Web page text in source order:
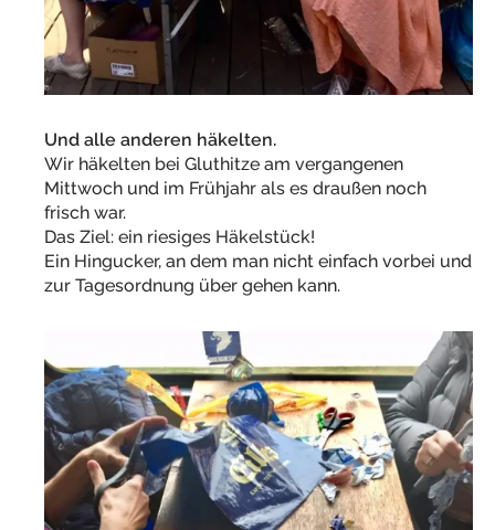
Und alle anderen häkelten.
Wir häkelten bei Gluthitze am vergangenen
Mittwoch und im Frühjahr als es draußen noch
frisch war.
Das Ziel: ein riesiges Häkelstück!
Ein Hingucker, an dem man nicht einfach vorbei und
zur Tagesordnung über gehen kann.